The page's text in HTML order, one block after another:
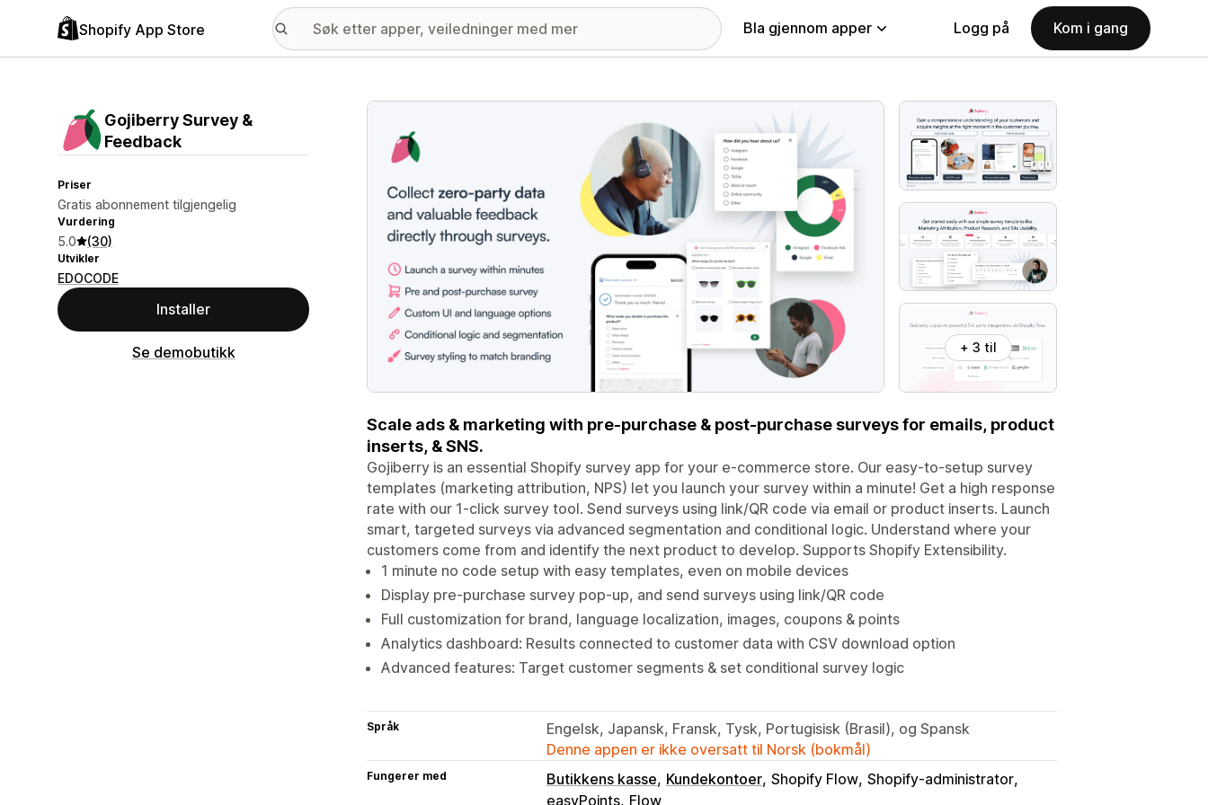
Shopify App Store Bla gjennom apper Logg på Kom i gang
Gojiberry Survey &
Feedback
Priser
Gratis abonnement tilgjengelig
Vurdering
5.0 (30)
Utvikler
EDOCODE
Installer
Se demobutikk
Galleri med fremhevede bilder
+ 3 til
Scale ads & marketing with pre-purchase & post-purchase surveys for emails, product
inserts, & SNS.
Gojiberry is an essential Shopify survey app for your e-commerce store. Our easy-to-setup survey
templates (marketing attribution, NPS) let you launch your survey within a minute! Get a high response
rate with our 1-click survey tool. Send surveys using link/QR code via email or product inserts. Launch
smart, targeted surveys via advanced segmentation and conditional logic. Understand where your
customers come from and identify the next product to develop. Supports Shopify Extensibility.
1 minute no code setup with easy templates, even on mobile devices
Display pre-purchase survey pop-up, and send surveys using link/QR code
Full customization for brand, language localization, images, coupons & points
Analytics dashboard: Results connected to customer data with CSV download option
Advanced features: Target customer segments & set conditional survey logic
Språk
Engelsk, Japansk, Fransk, Tysk, Portugisisk (Brasil), og Spansk
Denne appen er ikke oversatt til Norsk (bokmål)
Fungerer med Butikkens kasse Kundekontoer Shopify Flow Shopify-administrator
easyPoints Flow